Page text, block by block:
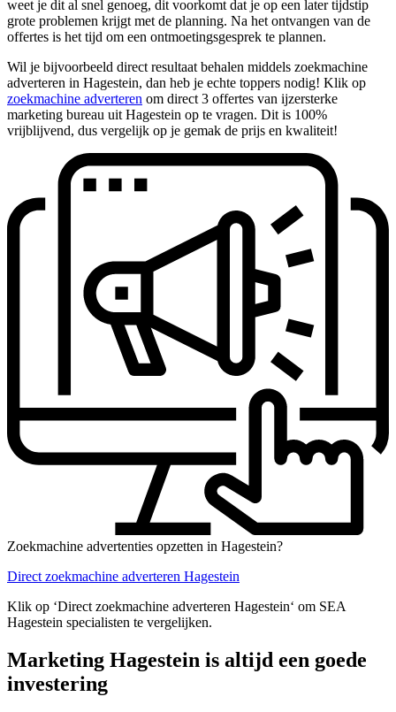
weet je dit al snel genoeg, dit voorkomt dat je op een later tijdstip
grote problemen krijgt met de planning. Na het ontvangen van de
offertes is het tijd om een ontmoetingsgesprek te plannen.
Wil je bijvoorbeeld direct resultaat behalen middels zoekmachine
adverteren in Hagestein, dan heb je echte toppers nodig! Klik op
zoekmachine adverteren om direct 3 offertes van ijzersterke
marketing bureau uit Hagestein op te vragen. Dit is 100%
vrijblijvend, dus vergelijk op je gemak de prijs en kwaliteit!
Zoekmachine advertenties opzetten in Hagestein?
Direct zoekmachine adverteren Hagestein
Klik op ‘Direct zoekmachine adverteren Hagestein‘ om SEA
Hagestein specialisten te vergelijken.
Marketing Hagestein is altijd een goede
investering